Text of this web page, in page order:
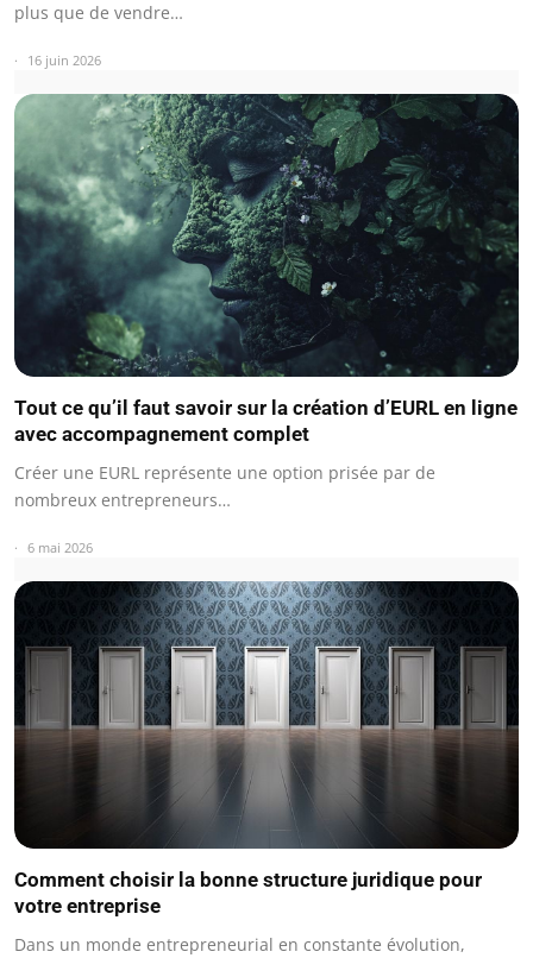
plus que de vendre…
16 juin 2026
Tout ce qu’il faut savoir sur la création d’EURL en ligne
avec accompagnement complet
Créer une EURL représente une option prisée par de
nombreux entrepreneurs…
6 mai 2026
Comment choisir la bonne structure juridique pour
votre entreprise
Dans un monde entrepreneurial en constante évolution,